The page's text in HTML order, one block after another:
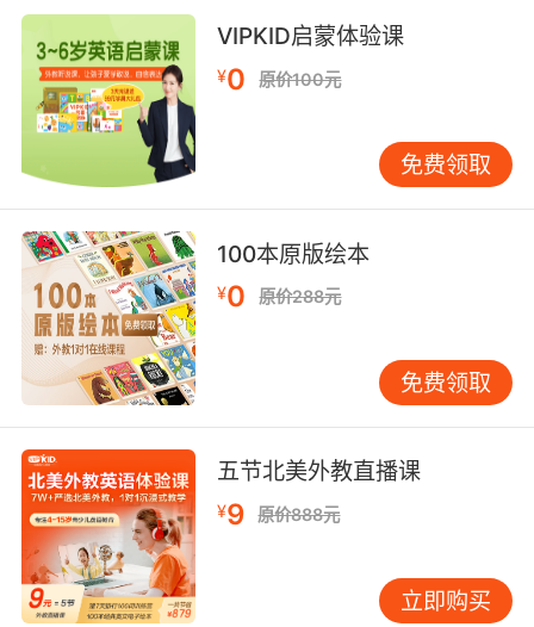
外教老师不是随随便便一个老外就可以进行教学
的，只有有这方面资格的外教才可以教学，但是
有些学习班为了可以吸引家长就随便找老外充当
老师，他们会收取家长相对较低的费用，因此在
家长在选择的时候一定要注意这一点，不要贪图
便宜到最后被骗。
接着是一对一外教的教学效果：
一般来讲老师享受的待遇与其自身的教学能力有
着直接的关系，教学能力强、效果好的外教享受
的待遇就会相对较好，因此选择这些外教需要支
付的费用自然会相对的高一点，但是这样的外教
会让孩子的学习效果比较的好，因此这样的外教
也是家长们比较会选择的。
有关少儿外教一对一收费标准的情况介绍就是上
面几个方面了，不过家长在给孩子选择一对一外
VIPKID启蒙体验课
¥0 原价100元
免费领取
100本原版绘本
¥0 原价288元
免费领取
五节北美外教直播课
¥9 原价888元
立即购买